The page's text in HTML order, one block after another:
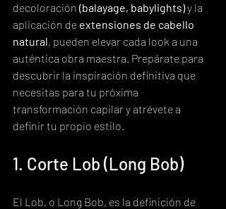
decoloración (balayage, babylights) y la
aplicación de extensiones de cabello
natural, pueden elevar cada look a una
auténtica obra maestra. Prepárate para
descubrir la inspiración definitiva que
necesitas para tu próxima
transformación capilar y atrévete a
definir tu propio estilo.
1. Corte Lob (Long Bob)
El Lob, o Long Bob, es la definición de